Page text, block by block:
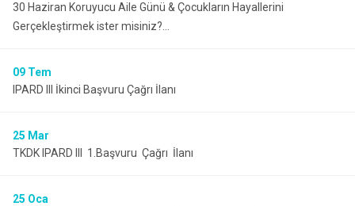
30 Haziran Koruyucu Aile Günü & Çocukların Hayallerini
Gerçekleştirmek ister misiniz?...
09 Tem
IPARD III İkinci Başvuru Çağrı İlanı
25 Mar
TKDK IPARD III 1.Başvuru Çağrı İlanı
25 Oca